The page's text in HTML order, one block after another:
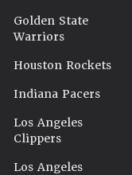
Golden State
Warriors
Houston Rockets
Indiana Pacers
Los Angeles
Clippers
Los Angeles